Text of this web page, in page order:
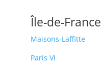
Île-de-France
Maisons-Laffitte
Paris VI